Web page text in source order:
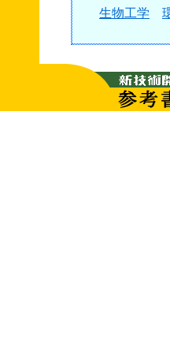
生物工学